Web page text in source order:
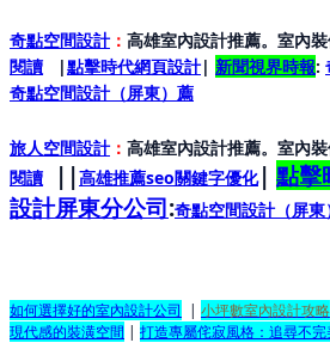
奇點空間設計： 高雄室內設計推薦。室內裝
閱讀 |點擊時代網頁設計| 新聞視界時報:
奇點空間設計（屏東） 薦
旅人空間設計： 高雄室內設計推薦。室內裝
閱讀
||高雄推薦seo關鍵字優化| 點擊
設計屏東分公司:奇點空間設計（屏東
如何選擇好的室內設計公司 | 小坪數室內設計攻略
現代感的裝潢空間 | 打造專屬侘寂風格：追尋不